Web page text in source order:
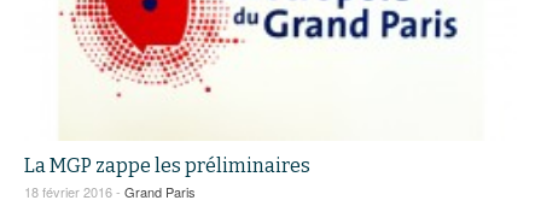
La MGP zappe les préliminaires
18 février 2016 - Grand Paris